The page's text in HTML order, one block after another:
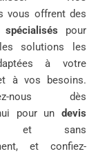
vous offrent des
pour
solutions les
à votre
à vos besoins.
nous dès
pour un devis
sans
et confiez-